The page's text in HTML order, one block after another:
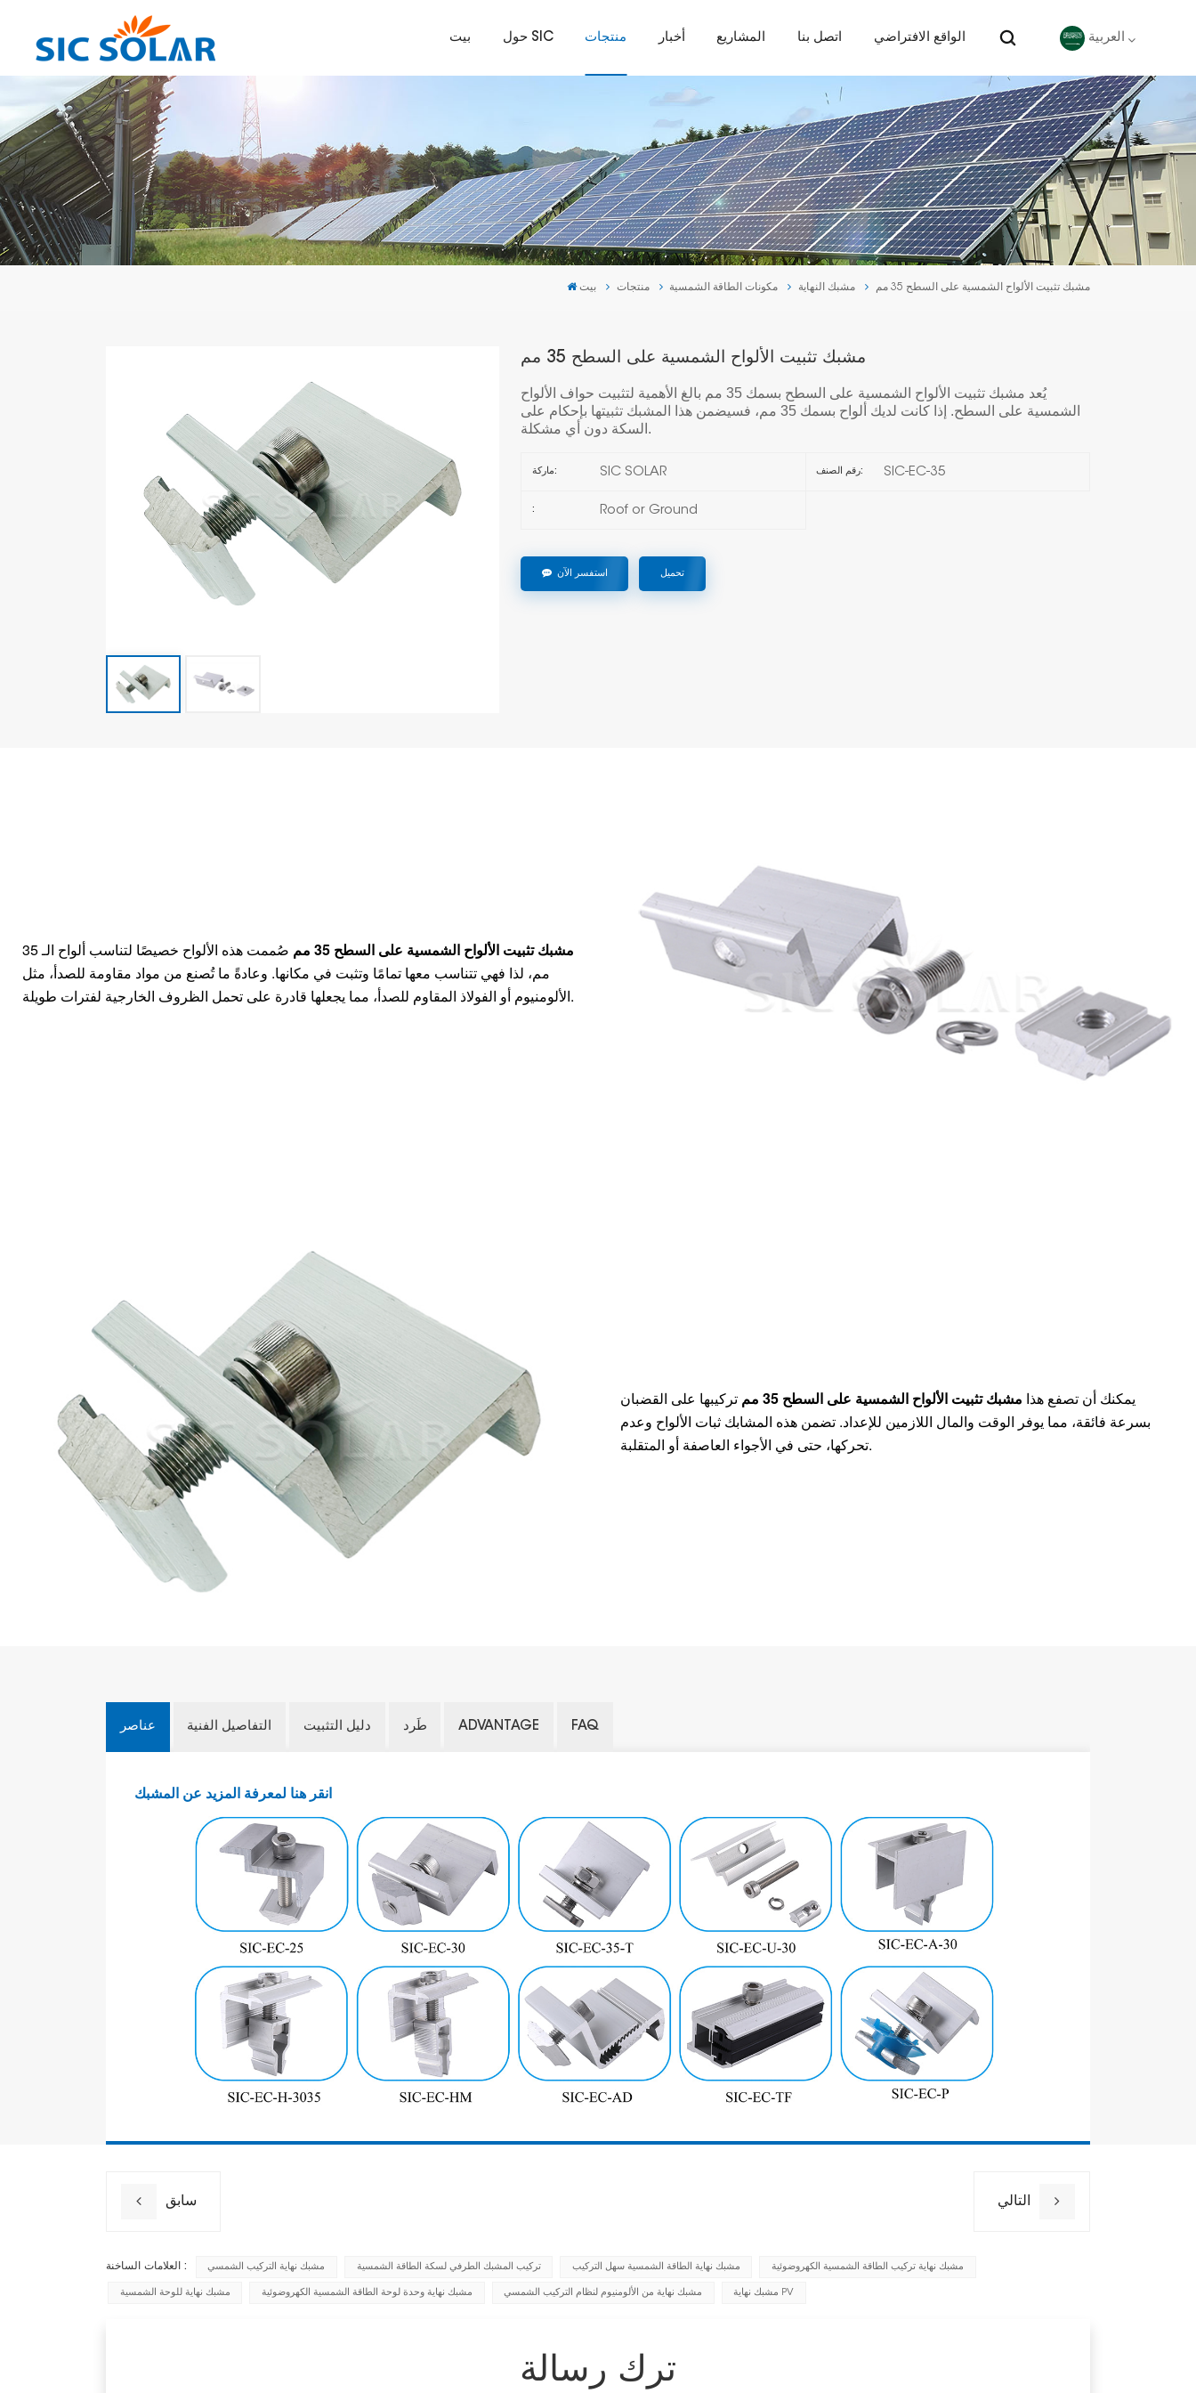
بيت حول SIC منتجات أخبار المشاريع اتصل بنا الواقع الافتراضي العربية
English
Deutsch
español
português
بيت منتجات مكونات الطاقة الشمسية مشبك النهاية مشبك تثبيت الألواح الشمسية على السطح 35 مم
مشبك تثبيت الألواح الشمسية على السطح 35 مم
يُعد مشبك تثبيت الألواح الشمسية على السطح بسمك 35 مم بالغ الأهمية لتثبيت حواف الألواح
الشمسية على السطح. إذا كانت لديك ألواح بسمك 35 مم، فسيضمن هذا المشبك تثبيتها بإحكام على
السكة دون أي مشكلة.
ماركة: SIC SOLAR رقم الصنف: SIC-EC-35
: Roof or Ground
استفسر الآن تحميل
مشبك تثبيت الألواح الشمسية على السطح 35 مم
صُممت هذه الألواح خصيصًا لتناسب ألواح الـ 35
مم، لذا فهي تتناسب معها تمامًا وتثبت في مكانها. وعادةً ما تُصنع من مواد مقاومة للصدأ، مثل
الألومنيوم أو الفولاذ المقاوم للصدأ، مما يجعلها قادرة على تحمل الظروف الخارجية لفترات طويلة.
يمكنك أن تصفع هذا مشبك تثبيت الألواح الشمسية على السطح 35 مم
تركيبها على القضبان
بسرعة فائقة، مما يوفر الوقت والمال اللازمين للإعداد. تضمن هذه المشابك ثبات الألواح وعدم
تحركها، حتى في الأجواء العاصفة أو المتقلبة.
عناصر التفاصيل الفنية دليل التثبيت طَرد ADVANTAGE FAQ
انقر هنا لمعرفة المزيد عن المشبك
سابق التالي
العلامات الساخنة : مشبك نهاية التركيب الشمسي تركيب المشبك الطرفي لسكة الطاقة الشمسية مشبك نهاية الطاقة الشمسية سهل التركيب مشبك نهاية تركيب الطاقة الشمسية الكهروضوئية
مشبك نهاية للوحة الشمسية مشبك نهاية وحدة لوحة الطاقة الشمسية الكهروضوئية مشبك نهاية من الألومنيوم لنظام التركيب الشمسي مشبك نهاية PV
ترك رسالة